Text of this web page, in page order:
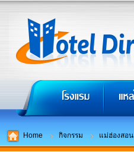
Home กิจกรรม แม่ฮ่องสอน